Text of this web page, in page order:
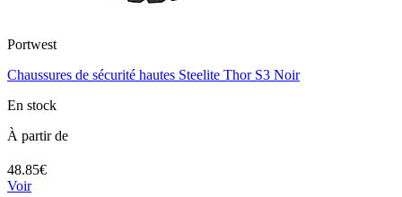
Portwest
Chaussures de sécurité hautes Steelite Thor S3 Noir
En stock
À partir de
48.85€
Voir